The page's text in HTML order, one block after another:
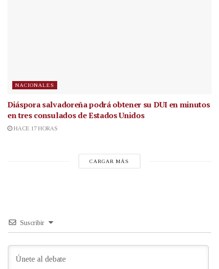
NACIONALES
Diáspora salvadoreña podrá obtener su DUI en minutos
en tres consulados de Estados Unidos
HACE 17 HORAS
CARGAR MÁS
Suscribir